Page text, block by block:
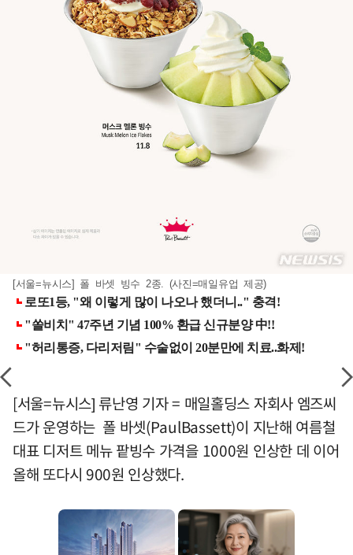
[서울=뉴시스] 폴 바셋 빙수 2종. (사진=매일유업 제공)
[서울=뉴시스] 류난영 기자 = 매일홀딩스 자회사 엠즈씨
드가 운영하는 폴 바셋(PaulBassett)이 지난해 여름철
대표 디저트 메뉴 팥빙수 가격을 1000원 인상한 데 이어
올해 또다시 900원 인상했다.